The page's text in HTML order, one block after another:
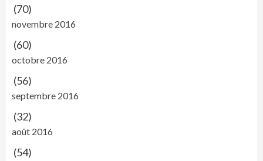
(70)
novembre 2016
(60)
octobre 2016
(56)
septembre 2016
(32)
août 2016
(54)